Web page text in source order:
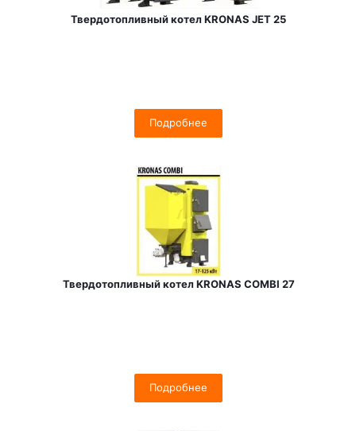
Твердотопливный котел KRONAS JET 25
Подробнее
Твердотопливный котел KRONAS COMBI 27
Подробнее